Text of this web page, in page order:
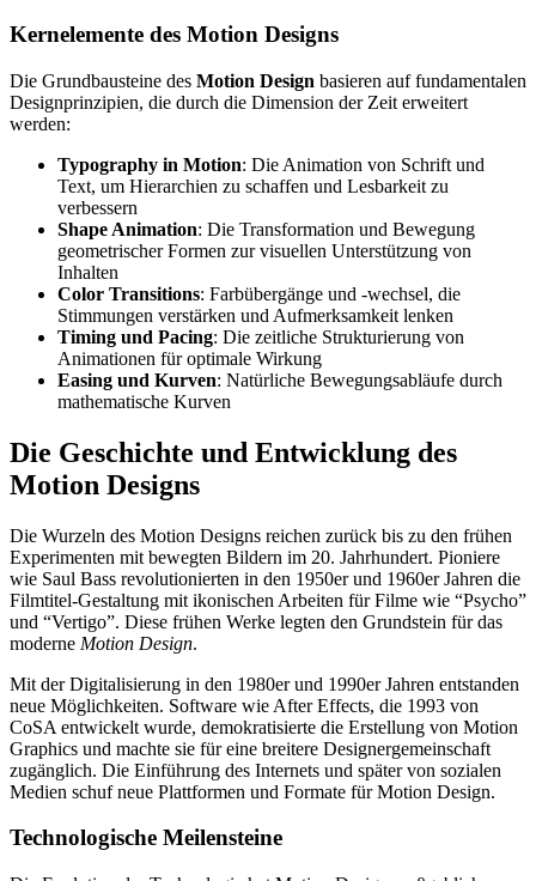
Kernelemente des Motion Designs
Die Grundbausteine des Motion Design basieren auf fundamentalen
Designprinzipien, die durch die Dimension der Zeit erweitert
werden:
Typography in Motion: Die Animation von Schrift und
Text, um Hierarchien zu schaffen und Lesbarkeit zu
verbessern
Shape Animation: Die Transformation und Bewegung
geometrischer Formen zur visuellen Unterstützung von
Inhalten
Color Transitions: Farbübergänge und -wechsel, die
Stimmungen verstärken und Aufmerksamkeit lenken
Timing und Pacing: Die zeitliche Strukturierung von
Animationen für optimale Wirkung
Easing und Kurven: Natürliche Bewegungsabläufe durch
mathematische Kurven
Die Geschichte und Entwicklung des
Motion Designs
Die Wurzeln des Motion Designs reichen zurück bis zu den frühen
Experimenten mit bewegten Bildern im 20. Jahrhundert. Pioniere
wie Saul Bass revolutionierten in den 1950er und 1960er Jahren die
Filmtitel-Gestaltung mit ikonischen Arbeiten für Filme wie “Psycho”
und “Vertigo”. Diese frühen Werke legten den Grundstein für das
moderne Motion Design.
Mit der Digitalisierung in den 1980er und 1990er Jahren entstanden
neue Möglichkeiten. Software wie After Effects, die 1993 von
CoSA entwickelt wurde, demokratisierte die Erstellung von Motion
Graphics und machte sie für eine breitere Designergemeinschaft
zugänglich. Die Einführung des Internets und später von sozialen
Medien schuf neue Plattformen und Formate für Motion Design.
Technologische Meilensteine